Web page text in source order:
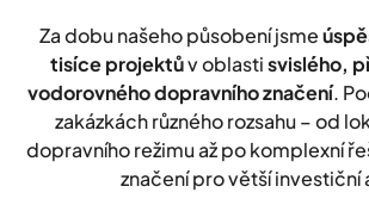
Za dobu našeho působení jsme
tisíce projektův oblastisvislého,
vodorovného dopravního značení.
zakázkách různého rozsahu – od
dopravního režimu až po komplexní
značení pro větší investiční